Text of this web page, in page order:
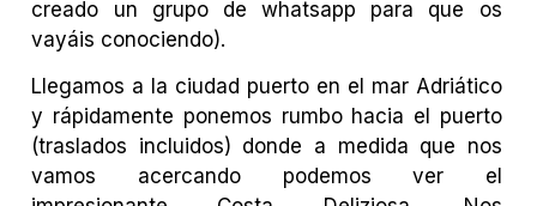
creado un grupo de whatsapp para que os
vayáis conociendo).
Llegamos a la ciudad puerto en el mar Adriático
y rápidamente ponemos rumbo hacia el puerto
(traslados incluidos) donde a medida que nos
vamos acercando podemos ver el